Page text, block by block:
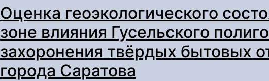
Оценка геоэкологического
зоне влияния Гусельского
захоронения твёрдых бытовых
города Саратова